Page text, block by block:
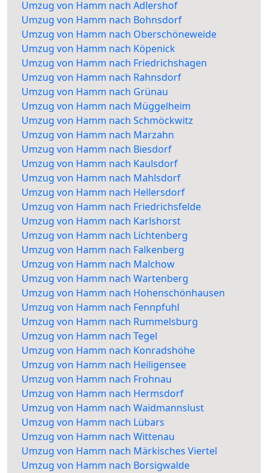
Umzug von Hamm nach Adlershof
Umzug von Hamm nach Bohnsdorf
Umzug von Hamm nach Oberschöneweide
Umzug von Hamm nach Köpenick
Umzug von Hamm nach Friedrichshagen
Umzug von Hamm nach Rahnsdorf
Umzug von Hamm nach Grünau
Umzug von Hamm nach Müggelheim
Umzug von Hamm nach Schmöckwitz
Umzug von Hamm nach Marzahn
Umzug von Hamm nach Biesdorf
Umzug von Hamm nach Kaulsdorf
Umzug von Hamm nach Mahlsdorf
Umzug von Hamm nach Hellersdorf
Umzug von Hamm nach Friedrichsfelde
Umzug von Hamm nach Karlshorst
Umzug von Hamm nach Lichtenberg
Umzug von Hamm nach Falkenberg
Umzug von Hamm nach Malchow
Umzug von Hamm nach Wartenberg
Umzug von Hamm nach Hohenschönhausen
Umzug von Hamm nach Fennpfuhl
Umzug von Hamm nach Rummelsburg
Umzug von Hamm nach Tegel
Umzug von Hamm nach Konradshöhe
Umzug von Hamm nach Heiligensee
Umzug von Hamm nach Frohnau
Umzug von Hamm nach Hermsdorf
Umzug von Hamm nach Waidmannslust
Umzug von Hamm nach Lübars
Umzug von Hamm nach Wittenau
Umzug von Hamm nach Märkisches Viertel
Umzug von Hamm nach Borsigwalde